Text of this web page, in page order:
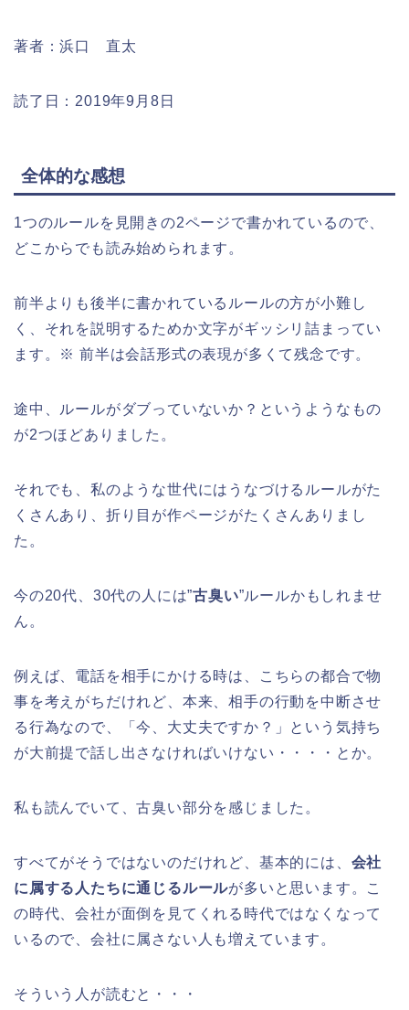
著者：浜口 直太
読了日：2019年9月8日
全体的な感想
1つのルールを見開きの2ページで書かれているので、
どこからでも読み始められます。
前半よりも後半に書かれているルールの方が小難し
く、それを説明するためか文字がギッシリ詰まってい
ます。※ 前半は会話形式の表現が多くて残念です。
途中、ルールがダブっていないか？というようなもの
が2つほどありました。
それでも、私のような世代にはうなづけるルールがた
くさんあり、折り目が作ページがたくさんありまし
た。
今の20代、30代の人には”古臭い”ルールかもしれませ
ん。
例えば、電話を相手にかける時は、こちらの都合で物
事を考えがちだけれど、本来、相手の行動を中断させ
る行為なので、「今、大丈夫ですか？」という気持ち
が大前提で話し出さなければいけない・・・・とか。
私も読んでいて、古臭い部分を感じました。
すべてがそうではないのだけれど、基本的には、 会社
に属する人たちに通じるルールが多いと思います。こ
の時代、会社が面倒を見てくれる時代ではなくなって
いるので、会社に属さない人も増えています。
そういう人が読むと・・・